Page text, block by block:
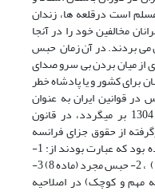
است درقلعه ها، زندان
مخالفین خود را در آنجا
می بردند. در آن زمان حبس
از میان بردن بی سرو صدای
برای کشور و یا پادشاه خطر
قوانین ایران به عنوان
کیفری برای انواع جرائم به سال 1304 بر میگردد، در قانون
مصوب 1304 که برگرفته از حقوق جزای فرانسه
بوده، سه نوع حبس پیش بینی شده بود که عبارت بودند از: 1-
حبس موقت با اعمال شاقه (ماده 12) ، 2- حبس مجرد (ماده 8) 3-
مجازات جنبه مهم و کوچک) در اصلاحیه